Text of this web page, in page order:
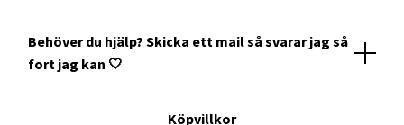
Behöver du hjälp? Skicka ett mail så svarar jag så
fort jag kan 🤍
Köpvillkor